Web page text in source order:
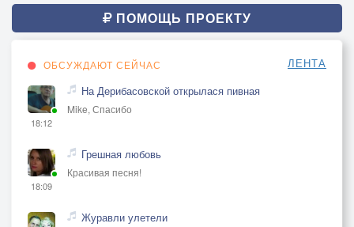
ПОМОЩЬ ПРОЕКТУ
ОБСУЖДАЮТ СЕЙЧАС ЛЕНТА
18:12
На Дерибасовской открылася пивная
Mike, Спасибо
18:09
Грешная любовь
Красивая песня!
Журавли улетели